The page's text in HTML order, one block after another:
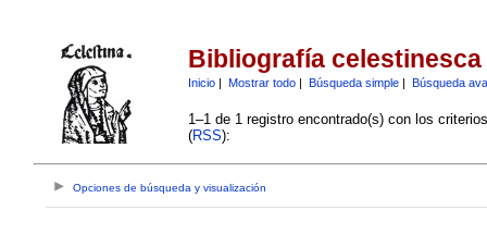
Bibliografía celestinesca
Inicio| Mostrar todo| Búsqueda simple| Búsqueda
1–1 de 1 registro encontrado(s) con los
(RSS):
Opciones de búsqueda y visualización